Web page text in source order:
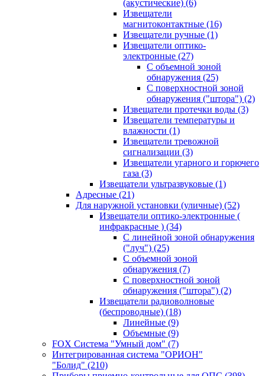
(акустические) (6)
Извещатели
магнитоконтактные (16)
Извещатели ручные (1)
Извещатели оптико-
электронные (27)
С объемной зоной
обнаружения (25)
С поверхностной зоной
обнаружения ("штора") (2)
Извещатели протечки воды (3)
Извещатели температуры и
влажности (1)
Извещатели тревожной
сигнализации (3)
Извещатели угарного и горючего
газа (3)
Извещатели ультразвуковые (1)
Адресные (21)
Для наружной установки (уличные) (52)
Извещатели оптико-электронные (
инфракрасные ) (34)
С линейной зоной обнаружения
("луч") (25)
С объемной зоной
обнаружения (7)
С поверхностной зоной
обнаружения ("штора") (2)
Извещатели радиоволновые
(беспроводные) (18)
Линейные (9)
Объемные (9)
FOX Система "Умный дом" (7)
Интегрированная система "ОРИОН"
"Болид" (210)